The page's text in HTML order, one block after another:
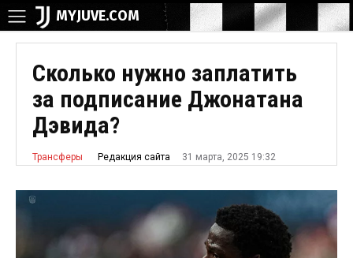
MYJUVE.COM
Сколько нужно заплатить
за подписание Джонатана
Дэвида?
Трансферы Редакция сайта 31 марта, 2025 19:32